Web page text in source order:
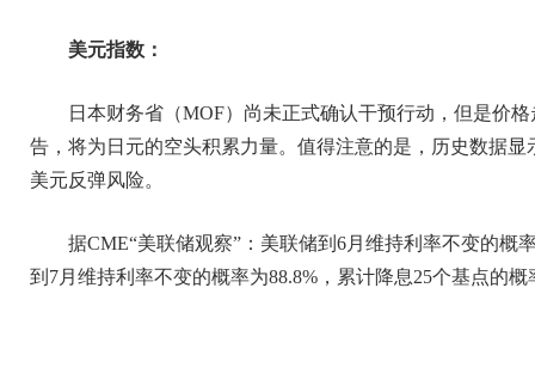
美元指数：
日本财务省（MOF）尚未正式确认干预行动，但是价
告，将为日元的空头积累力量。值得注意的是，历史数据
美元反弹风险。
据CME“美联储观察”：美联储到6月维持利率不变的概
到7月维持利率不变的概率为88.8%，累计降息25个基点的